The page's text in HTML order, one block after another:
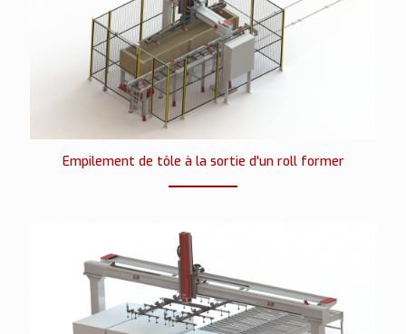
Empilement de tôle à la sortie d'un roll former